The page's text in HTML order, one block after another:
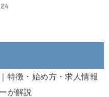
特徴・始め方・求人情報
が解説